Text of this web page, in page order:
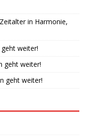
in Harmonie,
weiter!
geht weiter!
geht weiter!